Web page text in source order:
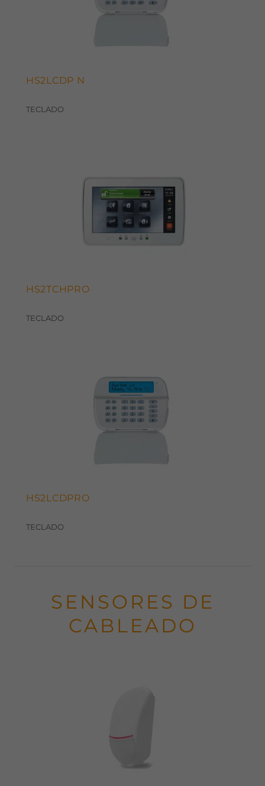
HS2LCDP N
TECLADO
HS2TCHPRO
TECLADO
HS2LCDPRO
TECLADO
SENSORES DE
CABLEADO